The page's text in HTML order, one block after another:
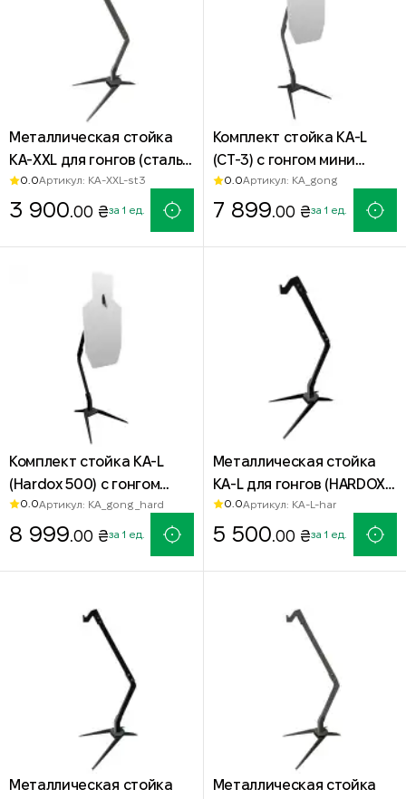
Металлическая стойка
КА-XXL для гонгов (сталь
СТ-3)
0.0Артикул: KA-XXL-st3
3 900.00 ₴за 1 ед.
Комплект стойка КА-L
(СТ-3) с гонгом мини
Силуэт IDPA
0.0Артикул: KA_gong
7 899.00 ₴за 1 ед.
Комплект стойка КА-L
(Hardox 500) с гонгом
мини Силуэт IDPA
0.0Артикул: KA_gong _hard
8 999 .00 ₴за 1 ед.
Металлическая стойка
КА-L для гонгов (HARDOX
500)
0.0Артикул: KA-L-har
5 500 .00 ₴за 1 ед.
Металлическая стойка
Металлическая стойка